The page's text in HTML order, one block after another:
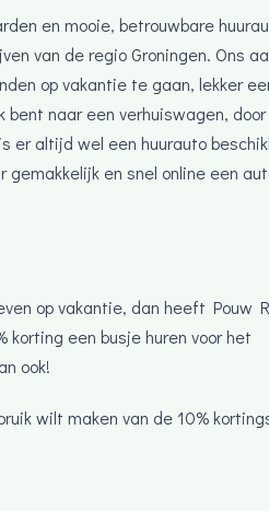
en mooie, betrouwbare
van de regio Groningen. Ons
op vakantie te gaan, lekker
naar een verhuiswagen, door
er altijd wel een huurauto
en snel online een
op vakantie, dan heeft Pouw
korting een busje huren voor het
ook!
wilt maken van de 10%